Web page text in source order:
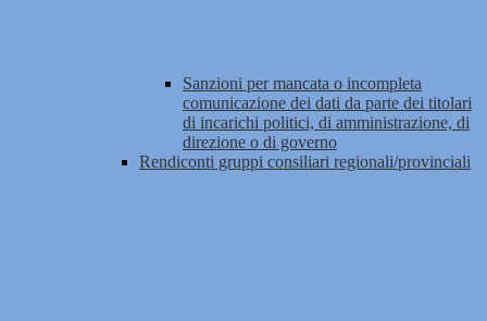
Sanzioni per mancata o incompleta
comunicazione dei dati da parte dei titolari
di incarichi politici, di amministrazione, di
direzione o di governo
Rendiconti gruppi consiliari regionali/provinciali